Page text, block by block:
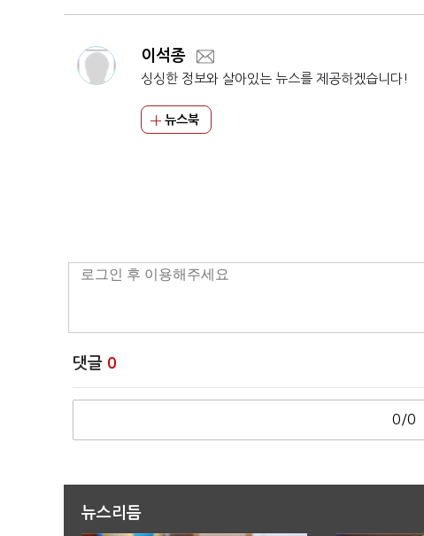
이석종
싱싱한 정보와 살아있는 뉴스를 제공하겠습니다!
뉴스북
댓글 0
0/0
뉴스리듬